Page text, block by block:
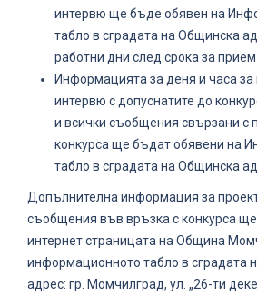
интервю ще бъде обявен на
табло в сградата на Общинска
работни дни след срока за
Информацията за деня и часа
интервю с допуснатите до
и всички съобщения свързани с
конкурса ще бъдат обявени на
табло в сградата на Общинска
Допълнителна информация за
съобщения във връзка с конкурса ще
интернет страницата на Община
информационното табло в сградата
адрес: гр. Момчилград, ул. „26-ти